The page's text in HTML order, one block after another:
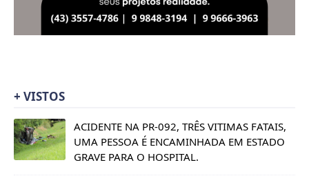
+ VISTOS
ACIDENTE NA PR-092, TRÊS VITIMAS FATAIS,
UMA PESSOA É ENCAMINHADA EM ESTADO
GRAVE PARA O HOSPITAL.